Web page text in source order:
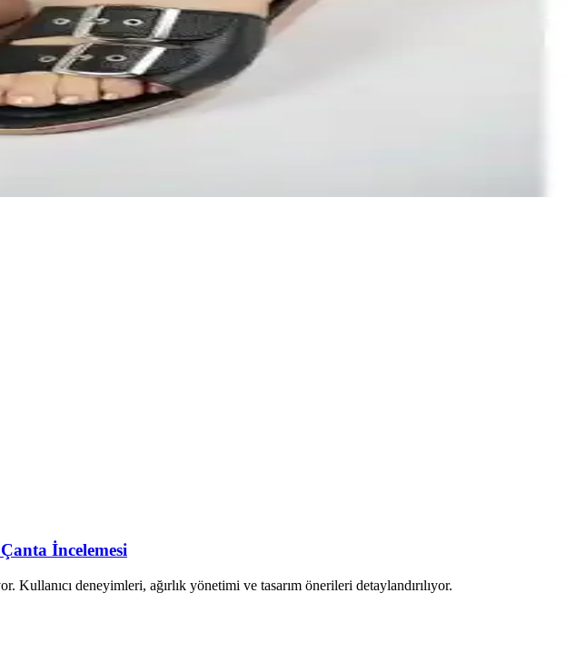
karşılaştırmada, ürünlerin özellikleri, kullanıcı yorumları ve avantajları detaylı şekilde ele
inceleyerek en uygun seçimi yapmanıza yardımcı oluyoruz.
İncelemesi
deneyimleri, ağırlık yönetimi ve tasarım önerileri detaylandırılıyor.